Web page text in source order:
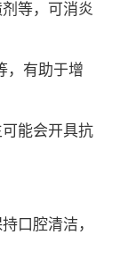
等，可消炎
，有助于增
能会开具抗
口腔清洁，